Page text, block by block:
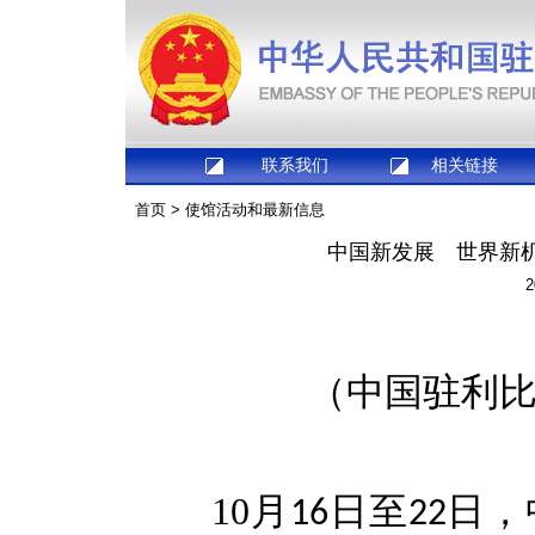
联系我们 相关链接
首页 > 使馆活动和最新信息
中国新发展 世界新
（中国驻利
10 月 16 日至22 日，